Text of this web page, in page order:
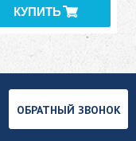
ОБРАТНЫЙ ЗВОНОК